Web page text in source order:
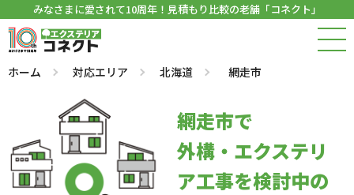
みなさまに愛されて10周年！見積もり比較の老舗「コネクト」
ホーム 対応エリア 北海道 網走市
網走市で
外構・エクステリ
ア工事を検討中の